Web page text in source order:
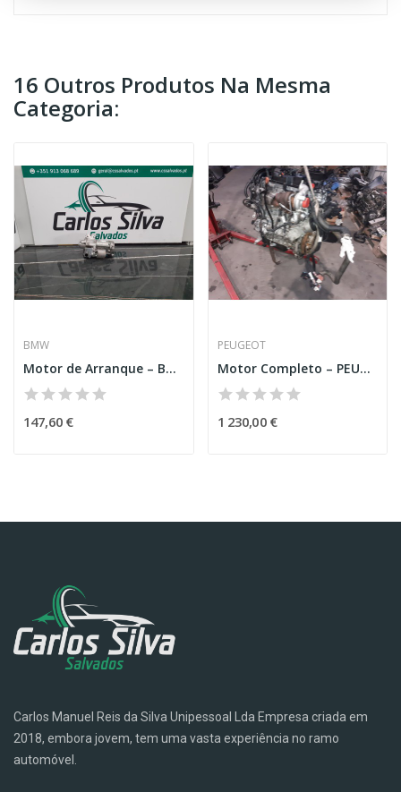
16 Outros Produtos Na Mesma
Categoria:
BMW
Motor de Arranque – BMW 4 GRAND COUPE (F36)
147,60 €
PEUGEOT
Motor Completo – PEUGEOT 208 I (CA_,CC_)
1 230,00 €
Carlos Manuel Reis da Silva Unipessoal Lda Empresa criada em
2018, embora jovem, tem uma vasta experiência no ramo
automóvel.